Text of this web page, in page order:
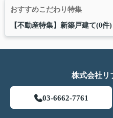
おすすめこだわり特集
【不動産特集】新築戸建て(0件)
株式会社リ
03-6662-7761